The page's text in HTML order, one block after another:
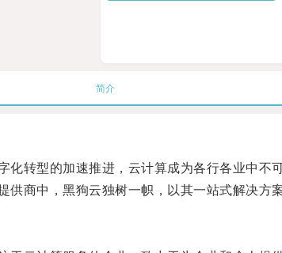
简介
转型的加速推进，云计算成为各行各业中不可
商中，黑狗云独树一帜，以其一站式解决方案